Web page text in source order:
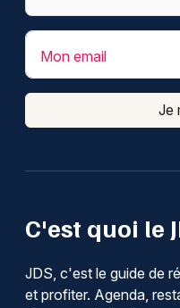
C'est quoi le
JDS, c'est le guide de
et profiter. Agenda,
Mon email
Je